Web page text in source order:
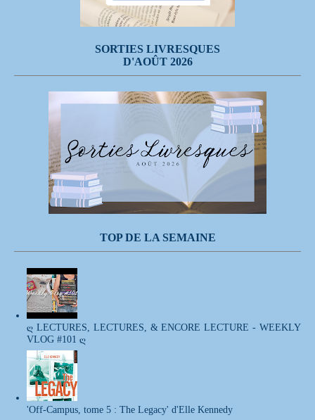
SORTIES LIVRESQUES
D'AOÛT 2026
TOP DE LA SEMAINE
ღ LECTURES, LECTURES, & ENCORE LECTURE - WEEKLY
VLOG #101 ღ
'Off-Campus, tome 5 : The Legacy' d'Elle Kennedy